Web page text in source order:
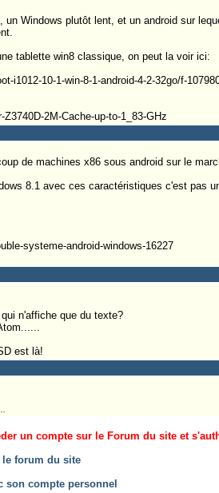
Windows plutôt lent, et un android sur
tablette win8 classique, on peut la voir ici:
i1012-10-1-win-8-1-android-4-2-32go/f-
2M-Cache-up-to-1_83-GHz
de machines x86 sous android sur le
8.1 avec ces caractéristiques c'est pas
systeme-android-windows-16227
n'affiche que du texte?
est là!
un compte sur le Forum du site et
forum du site
son compte personnel